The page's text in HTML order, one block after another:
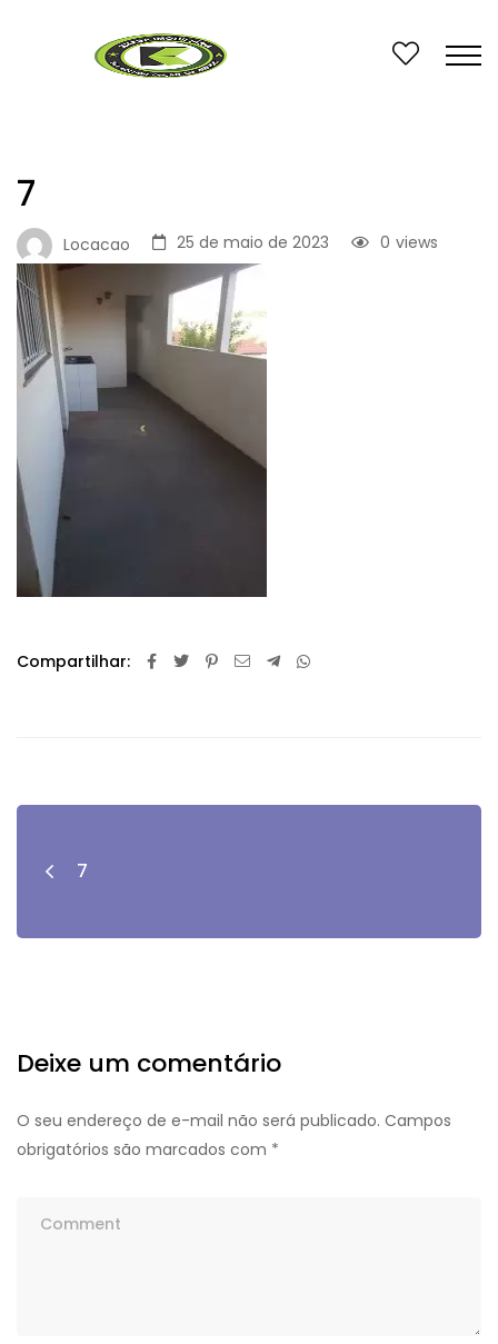
7
Locacao 25 de maio de 2023 views
0
Compartilhar:
7
Deixe um comentário
O seu endereço de e-mail não será publicado. Campos
obrigatórios são marcados com *